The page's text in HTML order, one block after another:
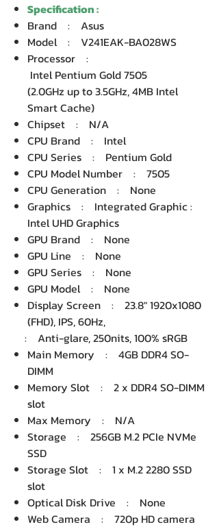
Specification :
Brand : Asus
Model : V241EAK-BA028WS
Processor :
Intel Pentium Gold 7505
(2.0GHz up to 3.5GHz, 4MB Intel
Smart Cache)
Chipset : N/A
CPU Brand : Intel
CPU Series : Pentium Gold
CPU Model Number : 7505
CPU Generation : None
Graphics : Integrated Graphic :
Intel UHD Graphics
GPU Brand : None
GPU Line : None
GPU Series : None
GPU Model : None
Display Screen : 23.8" 1920x1080
(FHD), IPS, 60Hz,
: Anti-glare, 250nits, 100% sRGB
Main Memory : 4GB DDR4 SO-
DIMM
Memory Slot : 2 x DDR4 SO-DIMM
slot
Max Memory : N/A
Storage : 256GB M.2 PCIe NVMe
SSD
Storage Slot : 1 x M.2 2280 SSD
slot
Optical Disk Drive : None
Web Camera : 720p HD camera